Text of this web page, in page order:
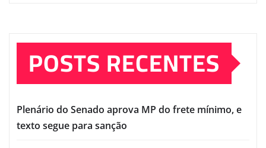
POSTS RECENTES
Plenário do Senado aprova MP do frete mínimo, e
texto segue para sanção